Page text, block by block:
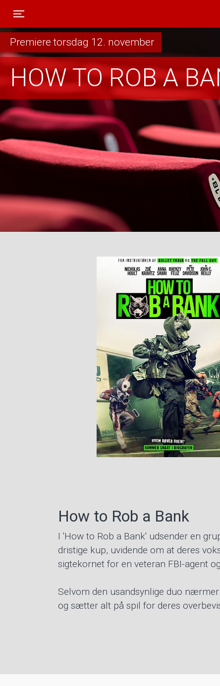
Premiere torsdag 12. november
HOW TO ROB A
How to Rob a Bank
I 'How to Rob a Bank' udsender en
dristige kup, uvidende om at deres
sigtekornet for en veteran FBI-agent
Selvom den usandsynlige duo
og sætter alt på spil for deres